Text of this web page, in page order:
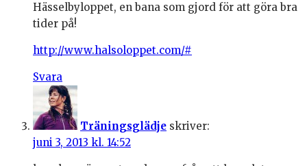
Hässelbyloppet, en bana som gjord för att göra bra
tider på!
http://www.halsoloppet.com/#
Svara
Träningsglädje skriver:
juni 3, 2013 kl. 14:52